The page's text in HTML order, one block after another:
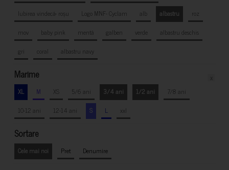
Iubirea vindecă- roșu
Logo MNF- Cyclam alb albastru
roz
mov
baby pink mentă galben verde
albastru deschis
gri
coral albastru navy
Marime
XL M XS 5/6 ani 3/4 ani 1/2 ani
7/8 ani
10-12 ani
12-14 ani S L xxl
Sortare
Cele mai noi Pret Denumire